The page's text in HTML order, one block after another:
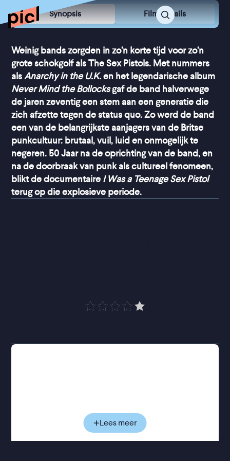
Synopsis Film Details
Weinig bands zorgden in zo’n korte tijd voor zo’n
grote schokgolf als The Sex Pistols. Met nummers
alsAnarchy in the U.K. en het legendarische album
Never Mind the Bollocksgaf de band halverwege
de jaren zeventig een stem aan een generatie die
zich afzette tegen de status quo. Zo werd de band
een van de belangrijkste aanjagers van de Britse
punkcultuur: brutaal, vuil, luid en onmogelijk te
negeren. 50 Jaar na de oprichting van de band, en
na de doorbraak van punk als cultureel fenomeen,
blikt de documentaire I Was a Teenage Sex Pistol
terug op die explosieve periode.
Aan het woord is Glen Matlock, bassist en een van
band. Van de ontstaansgeschiedenis tot de release
Anarchy in the U.K.en de blijvende
nalatenschap vanNever Mind the Bollocks, een
Lees meer